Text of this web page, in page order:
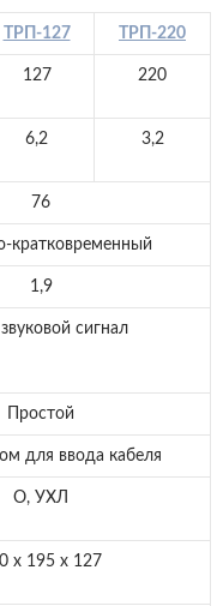
ТРП-127 ТРП-220
127 220
6,2 3,2
76
кратковременный
1,9
сигнал
Простой
для ввода кабеля
О, УХЛ
х 195 х 127